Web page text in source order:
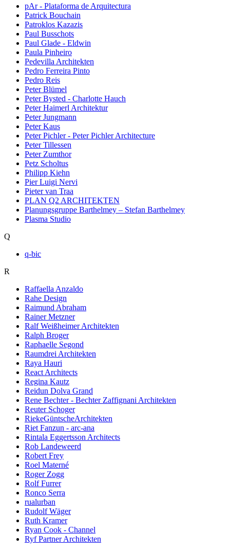
pAr - Plataforma de Arquitectura
Patrick Bouchain
Patroklos Kazazis
Paul Busschots
Paul Glade - Eldwin
Paula Pinheiro
Pedevilla Architekten
Pedro Ferreira Pinto
Pedro Reis
Peter Blümel
Peter Bysted - Charlotte Hauch
Peter Haimerl Architektur
Peter Jungmann
Peter Kaus
Peter Pichler - Peter Pichler Architecture
Peter Tillessen
Peter Zumthor
Petz Scholtus
Philipp Kiehn
Pier Luigi Nervi
Pieter van Traa
PLAN Q2 ARCHITEKTEN
Planungsgruppe Barthelmey – Stefan Barthelmey
Plasma Studio
Q
q-bic
R
Raffaella Anzaldo
Rahe Design
Raimund Abraham
Rainer Metzner
Ralf Weißheimer Architekten
Ralph Broger
Raphaelle Segond
Raumdrei Architekten
Raya Hauri
React Architects
Regina Kautz
Reidun Dolva Grand
Rene Bechter - Bechter Zaffignani Architekten
Reuter Schoger
RiekeGüntscheArchitekten
Riet Fanzun - arc-ana
Rintala Eggertsson Architects
Rob Landeweerd
Robert Frey
Roel Materné
Roger Zogg
Rolf Furrer
Ronco Serra
rualurban
Rudolf Wäger
Ruth Kramer
Ryan Cook - Channel
Ryf Partner Architekten